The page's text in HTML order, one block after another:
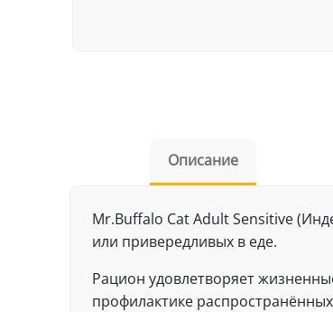
Описание
Mr.Buffalo Cat Adult Sensitive
или привередливых в еде.
Рацион удовлетворяет
профилактике